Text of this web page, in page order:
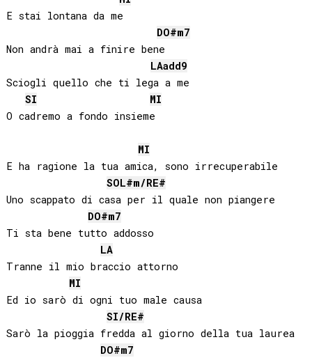
E stai lontana da me
DO#m7
Non andrà mai a finire bene
LAadd9
Sciogli quello che ti lega a me
SI
MI
O cadremo a fondo insieme
MI
E ha ragione la tua amica, sono irrecuperabile
SOL#m/RE#
Uno scappato di casa per il quale non piangere
DO#m7
Ti sta bene tutto addosso
LA
Tranne il mio braccio attorno
MI
Ed io sarò di ogni tuo male causa
SI/RE#
Sarò la pioggia fredda al giorno della tua laurea
DO#m7